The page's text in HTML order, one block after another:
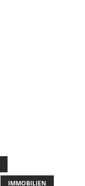
IMMOBILIEN